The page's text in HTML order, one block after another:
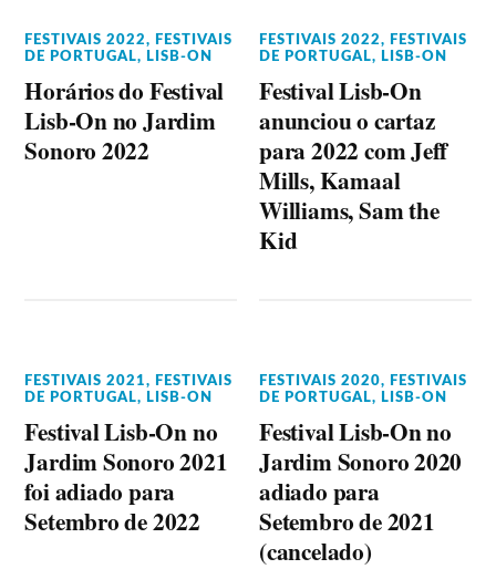
FESTIVAIS 2022,
FESTIVAIS
DE PORTUGAL, LISB-ON
Horários do Festival
Lisb-On no Jardim
Sonoro 2022
FESTIVAIS 2022,
FESTIVAIS
DE PORTUGAL, LISB-ON
Festival Lisb-On
anunciou o cartaz
para 2022 com Jeff
Mills, Kamaal
Williams, Sam the
Kid
FESTIVAIS 2021,
FESTIVAIS
DE PORTUGAL, LISB-ON
Festival Lisb-On no
Jardim Sonoro 2021
foi adiado para
Setembro de 2022
FESTIVAIS 2020,
FESTIVAIS
DE PORTUGAL, LISB-ON
Festival Lisb-On no
Jardim Sonoro 2020
adiado para
Setembro de 2021
(cancelado)